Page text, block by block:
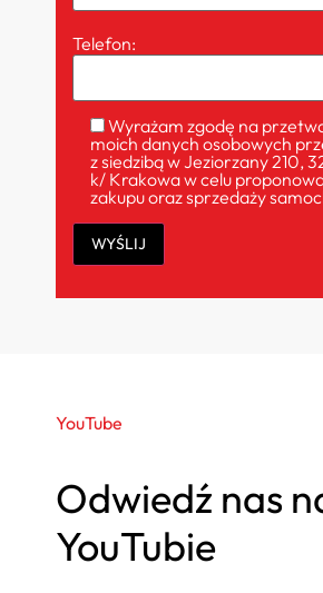
Telefon:
Wyrażam zgodę na
moich danych osobowych
z siedzibą w Jeziorzany 210,
k/ Krakowa w celu
zakupu oraz sprzedaży
YouTube
Odwiedź nas
YouTubie